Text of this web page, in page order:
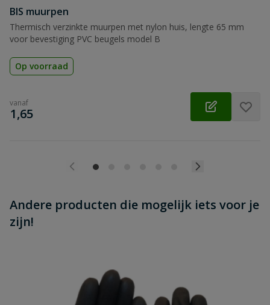
Beoordeling versturen
BIS muurpen
Thermisch verzinkte muurpen met nylon huis, lengte 65 mm
voor bevestiging PVC beugels model B
Op voorraad
vanaf
€
1,65
Andere producten die mogelijk iets voor je
zijn!